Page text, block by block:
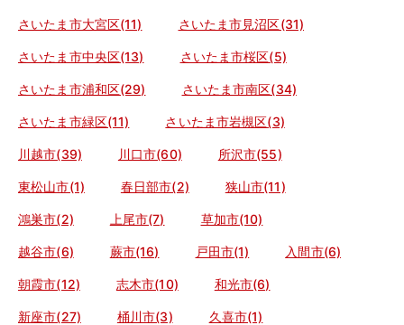
さいたま市大宮区(11) さいたま市見沼区(31)
さいたま市中央区(13) さいたま市桜区(5)
さいたま市浦和区(29) さいたま市南区(34)
さいたま市緑区(11) さいたま市岩槻区(3)
川越市(39) 川口市(60) 所沢市(55)
東松山市(1) 春日部市(2) 狭山市(11)
鴻巣市(2) 上尾市(7) 草加市(10)
越谷市(6) 蕨市(16) 戸田市(1) 入間市(6)
朝霞市(12) 志木市(10) 和光市(6)
新座市(27) 桶川市(3) 久喜市(1)